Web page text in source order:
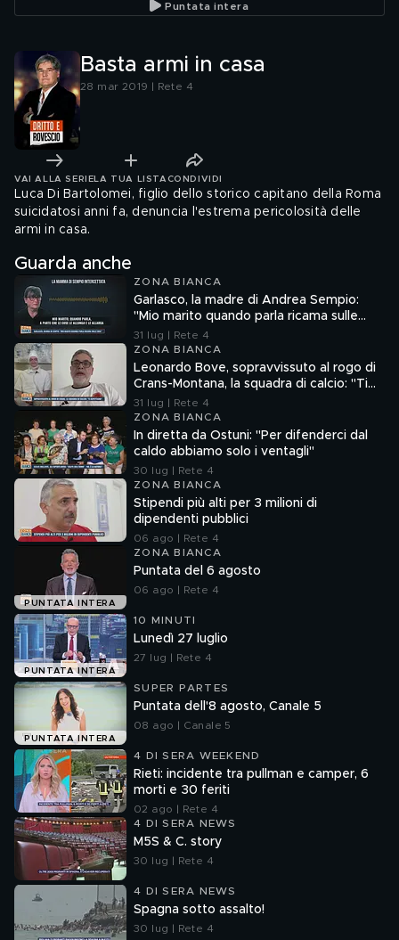
Puntata intera
Basta armi in casa
28 mar 2019 | Rete 4
VAI ALLA SERIE LA TUA LISTA CONDIVIDI
Luca Di Bartolomei, figlio dello storico capitano della Roma
suicidatosi anni fa, denuncia l'estrema pericolosità delle
armi in casa.
Guarda anche
ZONA BIANCA
Garlasco, la madre di Andrea Sempio:
"Mio marito quando parla ricama sulle
cose"
31 lug | Rete 4
ZONA BIANCA
Leonardo Bove, sopravvissuto al rogo di
Crans-Montana, la squadra di calcio: "Ti
aspettiamo"
31 lug | Rete 4
ZONA BIANCA
In diretta da Ostuni: "Per difenderci dal
caldo abbiamo solo i ventagli"
30 lug | Rete 4
ZONA BIANCA
Stipendi più alti per 3 milioni di
dipendenti pubblici
06 ago | Rete 4
PUNTATA INTERA
ZONA BIANCA
Puntata del 6 agosto
06 ago | Rete 4
PUNTATA INTERA
10 MINUTI
Lunedì 27 luglio
27 lug | Rete 4
PUNTATA INTERA
SUPER PARTES
Puntata dell'8 agosto, Canale 5
08 ago | Canale 5
4 DI SERA WEEKEND
Rieti: incidente tra pullman e camper, 6
morti e 30 feriti
02 ago | Rete 4
4 DI SERA NEWS
M5S & C. story
30 lug | Rete 4
4 DI SERA NEWS
Spagna sotto assalto!
30 lug | Rete 4